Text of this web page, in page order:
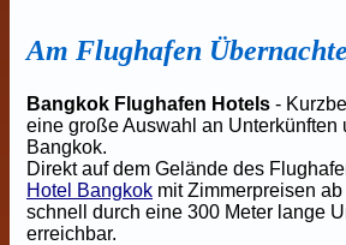
Am Flughafen
Bangkok Flughafen Hotels -
eine große Auswahl an
Bangkok.
Direkt auf dem Gelände des
Hotel Bangkok mit Zimmerpreisen
schnell durch eine 300 Meter lange
erreichbar.